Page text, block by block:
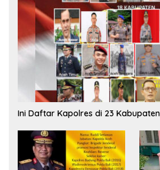
Ini Daftar Kapolres di 23